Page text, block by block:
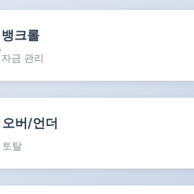
뱅크롤
자금 관리
오버/언더
토탈